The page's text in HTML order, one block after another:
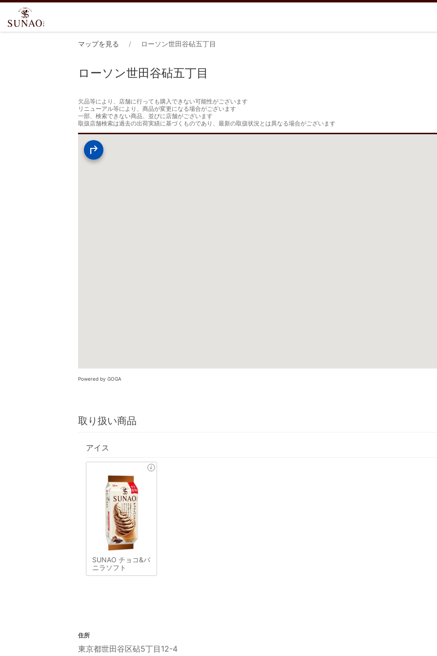
マップを見る ローソン世田谷砧五丁目
ローソン世田谷砧五丁目
欠品等により、店舗に行っても購入できない可能性がございます
リニューアル等により、商品が変更になる場合がございます
一部、検索できない商品、並びに店舗がございます
取扱店舗検索は過去の出荷実績に基づくものであり、最新の取扱状況とは異なる場合がございます
Powered by GOGA
取り扱い商品
アイス
SUNAO チョコ&バ
ニラソフト
住所
東京都世田谷区砧5丁目12-4